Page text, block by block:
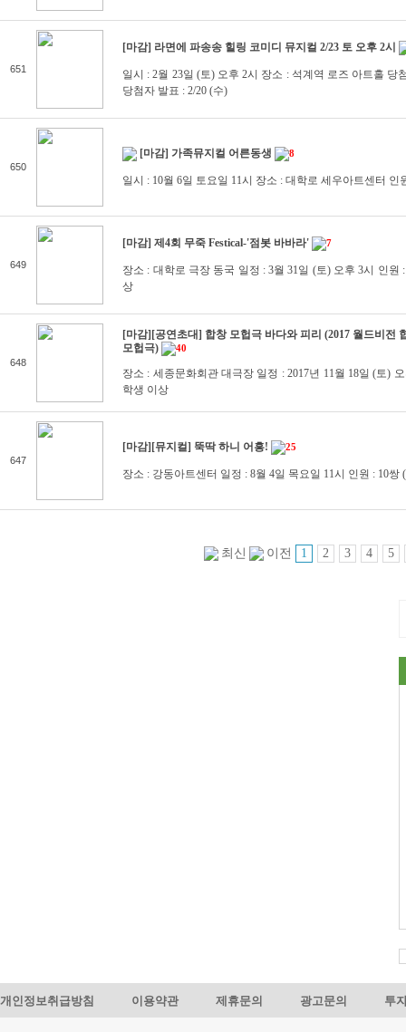
651
[마감] 라면에 파송송 힐링 코미디 뮤지컬 2/23 토 오후 2시
일시 : 2월 23일 (토) 오후 2시 장소 : 석계역 로즈 아트홀
당첨자 발표 : 2/20 (수)
650
[마감] 가족뮤지컬 어른동생 8
일시 : 10월 6일 토요일 11시 장소 : 대학로 세우아트센터 인
649
[마감] 제4회 무죽 Festical-'점봇 바바라' 7
장소 : 대학로 극장 동국 일정 : 3월 31일 (토) 오후 3시 인
상
648
[마감][공연초대] 합창 모헙극 바다와 피리 (2017 월드비전
모헙극)
40
장소 : 세종문화회관 대극장 일정 : 2017년 11월 18일 (토)
학생 이상
647
[마감][뮤지컬] 뚝딱 하니 어흥! 25
장소 : 강동아트센터 일정 : 8월 4일 목요일 11시 인원 : 10쌍
최신 이전 1 2 3 4 5
개인정보취급방침 이용약관 제휴문의 광고문의 투